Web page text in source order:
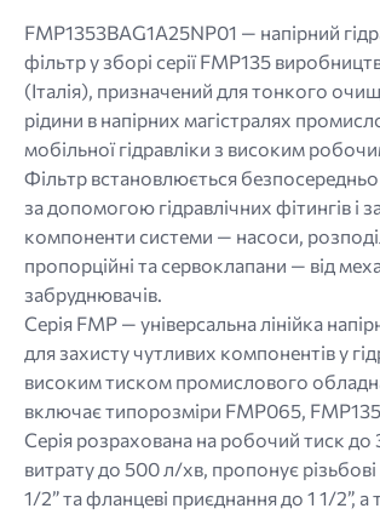
FMP1353BAG1A25NP01 — напірний
фільтр у зборі серії FMP135
(Італія), призначений для тонкого
рідини в напірних магістралях
мобільної гідравліки з високим
Фільтр встановлюється безпосередньо
за допомогою гідравлічних фітингів і
компоненти системи — насоси,
пропорційні та сервоклапани — від
забруднювачів.
Серія FMP — універсальна лінійка
для захисту чутливих компонентів у
високим тиском промислового
включає типорозміри FMP065,
Серія розрахована на робочий тиск до
витрату до 500 л/хв, пропонує різьбові
1/2” та фланцеві приєднання до 1 1/2”, а